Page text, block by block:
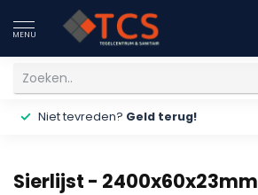
MENU
Niet tevreden? Geld terug!
Sierlijst - 2400x60x23mm